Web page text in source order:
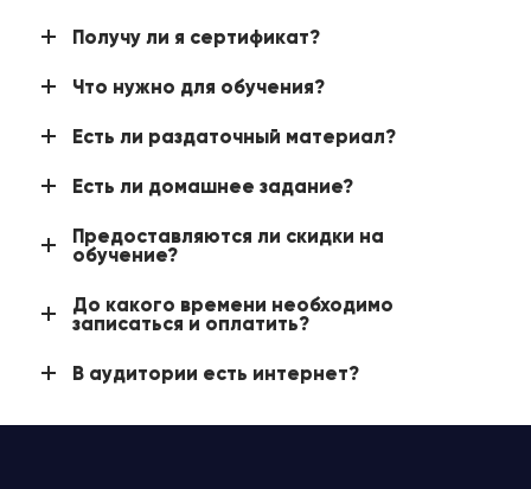
Получу ли я сертификат?
Что нужно для обучения?
Есть ли раздаточный материал?
Есть ли домашнее задание?
Предоставляются ли скидки на
обучение?
До какого времени необходимо
записаться и оплатить?
В аудитории есть интернет?